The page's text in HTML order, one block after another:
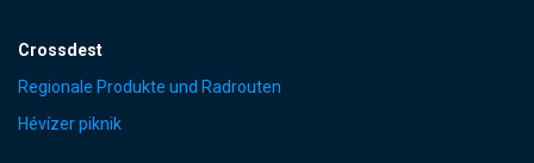
Crossdest
Regionale Produkte und Radrouten
Hévízer piknik